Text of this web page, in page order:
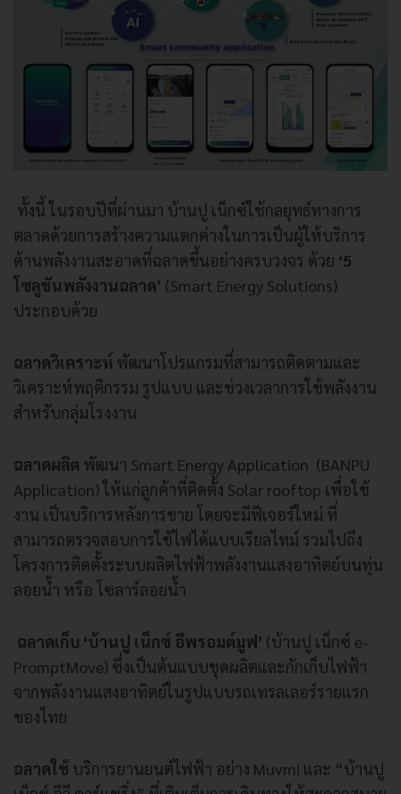
ทั้งนี้ ในรอบปีที่ผ่านมา บ้านปู เน็กซ์ใช้กลยุทธ์ทางการ
ตลาดด้วยการสร้างความแตกต่างในการเป็นผู้ให้บริการ
ด้านพลังงานสะอาดที่ฉลาดขึ้นอย่างครบวงจร ด้วย ‘5
โซลูชันพลังงานฉลาด’ (Smart Energy Solutions)
ประกอบด้วย
ฉลาดวิเคราะห์ พัฒนาโปรแกรมที่สามารถติดตามและ
วิเคราะห์พฤติกรรม รูปแบบ และช่วงเวลาการใช้พลังงาน
สำหรับกลุ่มโรงงาน
ฉลาดผลิต พัฒนา Smart Energy Application (BANPU
Application) ให้แก่ลูกค้าที่ติดตั้ง Solar rooftop เพื่อใช้
งาน เป็นบริการหลังการขาย โดยจะมีฟีเจอร์ใหม่ ที่
สามารถตรวจสอบการใช้ไฟได้แบบเรียลไทม์ รวมไปถึง
โครงการติดตั้งระบบผลิตไฟฟ้าพลังงานแสงอาทิตย์บนทุ่น
ลอยน้ำ หรือ โซลาร์ลอยน้ำ
ฉลาดเก็บ ‘บ้านปู เน็กซ์ อีพรอมต์มูฟ’ (บ้านปู เน็กซ์ e-
PromptMove) ซึ่งเป็นต้นแบบชุดผลิตและกักเก็บไฟฟ้า
จากพลังงานแสงอาทิตย์ในรูปแบบรถเทรลเลอร์รายแรก
ของไทย
ฉลาดใช้ บริการยานยนต์ไฟฟ้า อย่าง Muvmi และ “บ้านปู